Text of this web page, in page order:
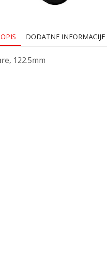
OPIS DODATNE INFORMACIJE
122.5mm